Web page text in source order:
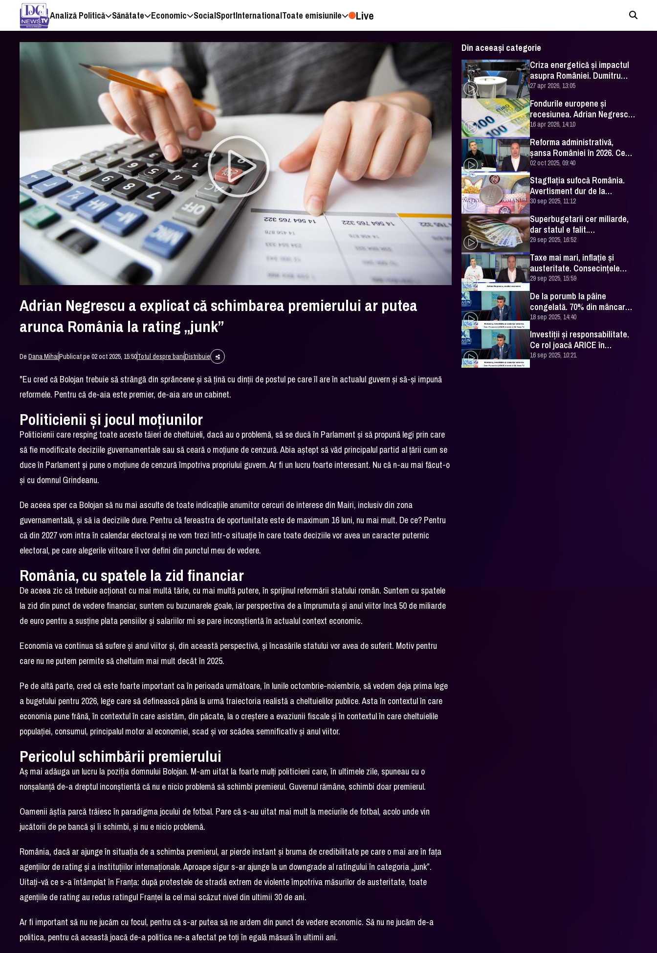
Analiză Politică Sănătate Economic SocialSportInternationalToate emisiunile Live
Adrian Negrescu a explicat că schimbarea premierului ar putea
arunca România la rating „junk”
DeDana MihaiPublicat pe 02 oct 2025, 15:50Totul despre baniDistribuie
"Eu cred că Bolojan trebuie să strângă din sprâncene și să țină cu dinții de postul pe care îl are în actualul guvern și să-și impună
reformele. Pentru că de-aia este premier, de-aia are un cabinet.
Politicienii și jocul moțiunilor
Politicienii care resping toate aceste tăieri de cheltuieli, dacă au o problemă, să se ducă în Parlament și să propună legi prin care
să fie modificate deciziile guvernamentale sau să ceară o moțiune de cenzură. Abia aștept să văd principalul partid al țării cum se
duce în Parlament și pune o moțiune de cenzură împotriva propriului guvern. Ar fi un lucru foarte interesant. Nu că n-au mai făcut-o
și cu domnul Grindeanu.
De aceea sper ca Bolojan să nu mai asculte de toate indicațiile anumitor cercuri de interese din Mairi, inclusiv din zona
guvernamentală, și să ia deciziile dure. Pentru că fereastra de oportunitate este de maximum 16 luni, nu mai mult. De ce? Pentru
că din 2027 vom intra în calendar electoral și ne vom trezi într-o situație în care toate deciziile vor avea un caracter puternic
electoral, pe care alegerile viitoare îl vor defini din punctul meu de vedere.
România, cu spatele la zid financiar
De aceea zic că trebuie acționat cu mai multă tărie, cu mai multă putere, în sprijinul reformării statului român. Suntem cu spatele
la zid din punct de vedere financiar, suntem cu buzunarele goale, iar perspectiva de a împrumuta și anul viitor încă 50 de miliarde
de euro pentru a susține plata pensiilor și salariilor mi se pare inconștientă în actualul context economic.
Economia va continua să sufere și anul viitor și, din această perspectivă, și încasările statului vor avea de suferit. Motiv pentru
care nu ne putem permite să cheltuim mai mult decât în 2025.
Pe de altă parte, cred că este foarte important ca în perioada următoare, în lunile octombrie-noiembrie, să vedem deja prima lege
a bugetului pentru 2026, lege care să definească până la urmă traiectoria realistă a cheltuielilor publice. Asta în contextul în care
economia pune frână, în contextul în care asistăm, din păcate, la o creștere a evaziunii fiscale și în contextul în care cheltuielile
populației, consumul, principalul motor al economiei, scad și vor scădea semnificativ și anul viitor.
Pericolul schimbării premierului
Aș mai adăuga un lucru la poziția domnului Bolojan. M-am uitat la foarte mulți politicieni care, în ultimele zile, spuneau cu o
nonșalanță de-a dreptul inconștientă că nu e nicio problemă să schimbi premierul. Guvernul rămâne, schimbi doar premierul.
Oamenii ăștia parcă trăiesc în paradigma jocului de fotbal. Pare că s-au uitat mai mult la meciurile de fotbal, acolo unde vin
jucătorii de pe bancă și îi schimbi, și nu e nicio problemă.
România, dacă ar ajunge în situația de a schimba premierul, ar pierde instant și bruma de credibilitate pe care o mai are în fața
agențiilor de rating și a instituțiilor internaționale. Aproape sigur s-ar ajunge la un downgrade al ratingului în categoria „junk”.
Uitați-vă ce s-a întâmplat în Franța: după protestele de stradă extrem de violente împotriva măsurilor de austeritate, toate
agențiile de rating au redus ratingul Franței la cel mai scăzut nivel din ultimii 30 de ani.
Ar fi important să nu ne jucăm cu focul, pentru că s-ar putea să ne ardem din punct de vedere economic. Să nu ne jucăm de-a
politica, pentru că această joacă de-a politica ne-a afectat pe toți în egală măsură în ultimii ani.
Din aceeași categorie
Criza energetică și impactul
asupra României. Dumitru
Chisăliţă, interviu la DC News
TV
27 apr 2026, 13:05
Fondurile europene și
recesiunea. Adrian Negrescu
spune că suntem pe marginea
prăpastiei
16 apr 2026, 14:10
Reforma administrativă,
șansa României în 2026. Ce
spune Adrian Negrescu
02 oct 2025, 09:40
Stagflația sufocă România.
Avertisment dur de la
analistul Adrian Negrescu
30 sep 2025, 11:12
Superbugetarii cer miliarde,
dar statul e falit.
Avertismentul lui Adrian
Negrescu
29 sep 2025, 16:52
Taxe mai mari, inflație și
austeritate. Consecințele
deciziilor inconștiente din
2024
29 sep 2025, 15:59
De la porumb la pâine
congelată. 70% din mâncarea
României vine din import
18 sep 2025, 14:40
Investiții și responsabilitate.
Ce rol joacă ARICE în
procesul de aderare la OCDE
16 sep 2025, 10:21